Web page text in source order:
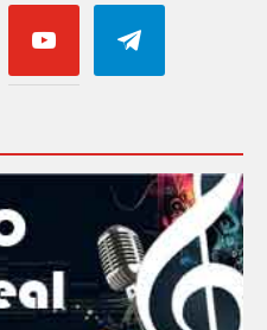
youtube telegram